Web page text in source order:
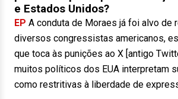
e Estados Unidos?
EP A conduta de Moraes já foi alvo de
diversos congressistas americanos,
que toca às punições ao X [antigo
muitos políticos dos EUA interpretam
como restritivas à liberdade de